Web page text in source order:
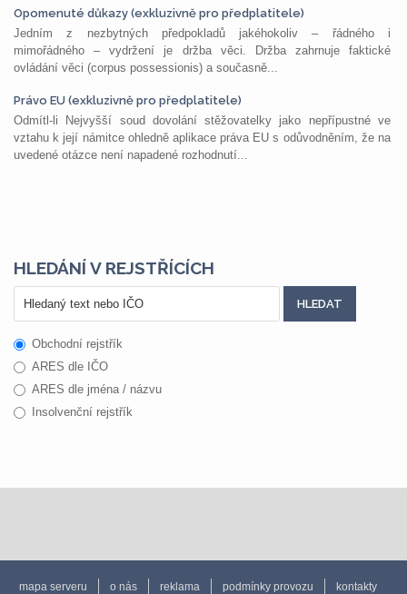
Opomenuté důkazy (exkluzivně pro předplatitele)
Jedním z nezbytných předpokladů jakéhokoliv – řádného i
mimořádného – vydržení je držba věci. Držba zahrnuje faktické
ovládání věci (corpus possessionis) a současně...
Právo EU (exkluzivně pro předplatitele)
Odmítl-li Nejvyšší soud dovolání stěžovatelky jako nepřípustné ve
vztahu k její námitce ohledně aplikace práva EU s odůvodněním, že na
uvedené otázce není napadené rozhodnutí...
HLEDÁNÍ V REJSTŘÍCÍCH
Obchodní rejstřík
ARES dle IČO
ARES dle jména / názvu
Insolvenční rejstřík
mapa serveru o nás reklama podmínky provozu kontakty